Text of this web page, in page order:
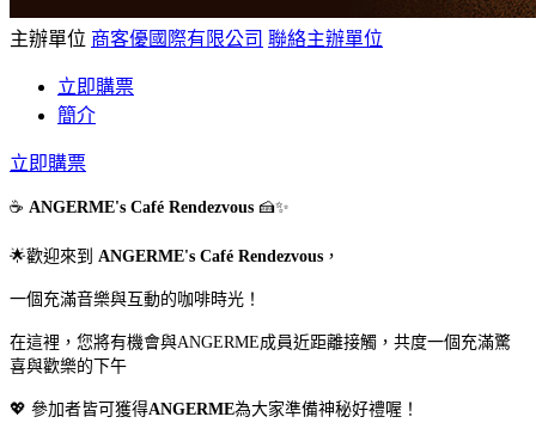
主辦單位 商客優國際有限公司 聯絡主辦單位
立即購票
簡介
立即購票
☕ ANGERME's Café Rendezvous 🍰✨
🌟歡迎來到 ANGERME's Café Rendezvous ，
一個充滿音樂與互動的咖啡時光！
在這裡，您將有機會與ANGERME成員近距離接觸，共度一個充滿驚
喜與歡樂的下午
💖 參加者皆可獲得ANGERME為大家準備神秘好禮喔！